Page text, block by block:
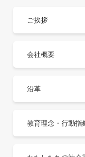
ご挨拶
会社概要
沿革
教育理念・行動指